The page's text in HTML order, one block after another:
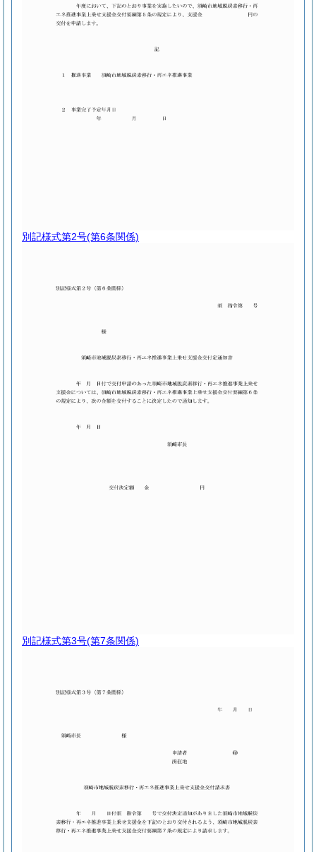
別記様式第2号(第6条関係)
別記様式第3号(第7条関係)